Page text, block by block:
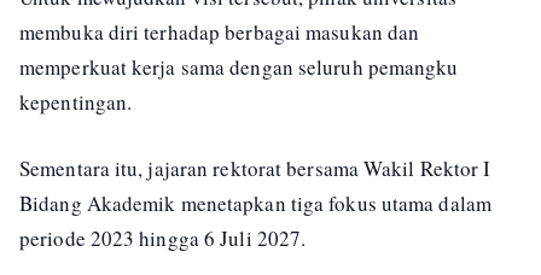
membuka diri terhadap berbagai masukan dan
memperkuat kerja sama dengan seluruh pemangku
kepentingan.
Sementara itu, jajaran rektorat bersama Wakil Rektor I
Bidang Akademik menetapkan tiga fokus utama dalam
periode 2023 hingga 6 Juli 2027.